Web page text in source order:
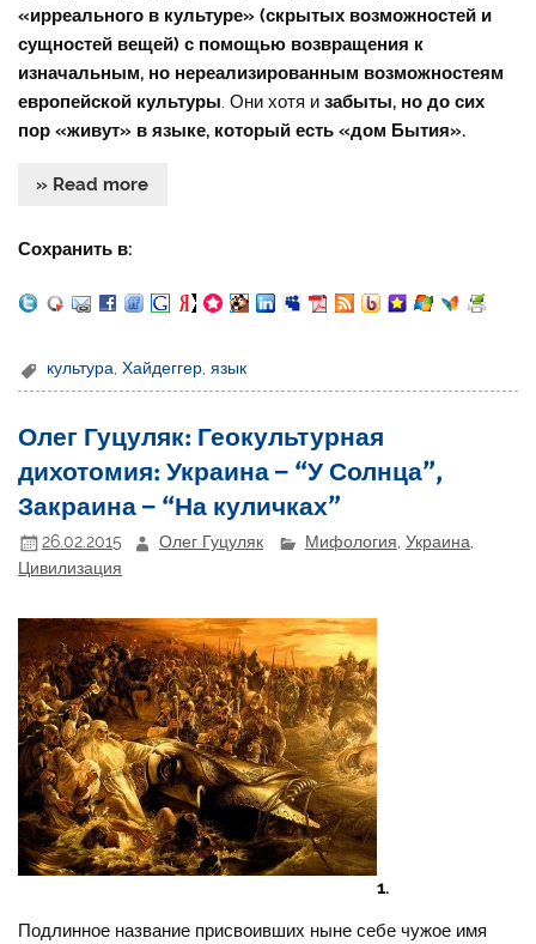
«ирреального в культуре» (скрытых возможностей и
сущностей вещей) с помощью возвращения к
изначальным, но нереализированным возможностеям
европейской культуры. Они хотя изабыты, но до сих
пор «живут» в языке, который есть «дом Бытия».
» Read more
Сохранить в:
культура,Хайдеггер,язык
Олег Гуцуляк: Геокультурная
дихотомия: Украина – “У Солнца”,
Закраина – “На куличках”
26.02.2015 Олег Гуцуляк Мифология, Украина,
Цивилизация
1.
Подлинное название присвоивших ныне себе чужое имя